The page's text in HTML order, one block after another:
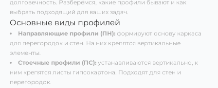
долговечность. Разберёмся, какие профили бывают и как
выбрать подходящий для ваших задач.
Основные виды профилей
Направляющие профили (ПН): формируют основу каркаса
для перегородок и стен. На них крепятся вертикальные
элементы.
Стоечные профили (ПС): устанавливаются вертикально, к
ним крепятся листы гипсокартона. Подходят для стен и
перегородок.